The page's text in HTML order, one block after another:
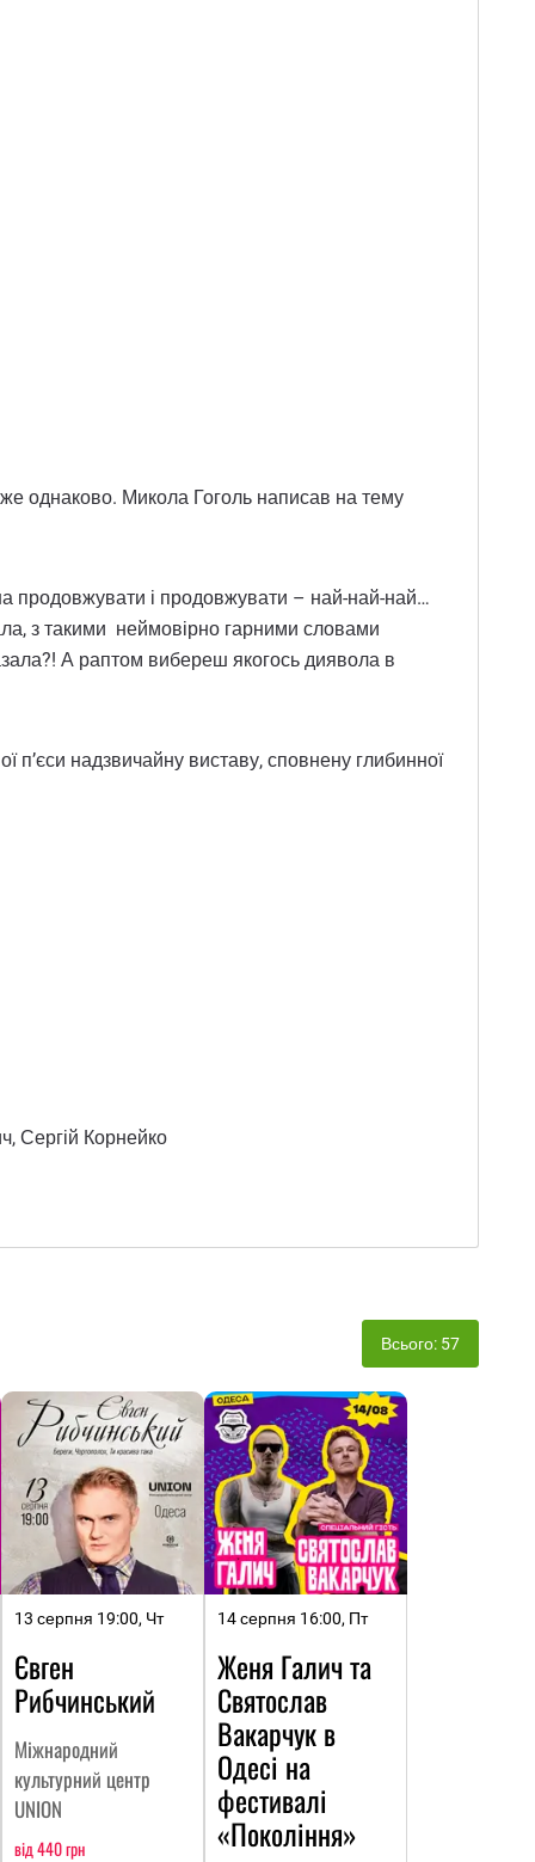
однаково. Микола Гоголь написав на тему
продовжувати і продовжувати – най-най-най…
з такими неймовірно гарними словами
А раптом вибереш якогось диявола в
п’єси надзвичайну виставу, сповнену глибинної
Сергій Корнейко
Всього: 57
13 серпня 19:00, Чт
Євген
Рибчинський
Міжнародний
культурний центр
UNION
від 440 грн
14 серпня 16:00, Пт
Женя Галич та
Святослав
Вакарчук в
Одесі на
фестивалі
«Покоління»